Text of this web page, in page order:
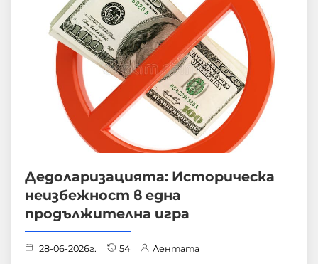
Дедоларизацията: Историческа
неизбежност в една
продължителна игра
28-06-2026г. 54 Лентата